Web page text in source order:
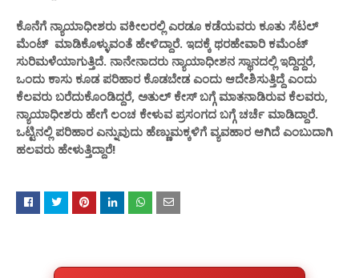
ಕೊನೆಗೆ ನ್ಯಾಯಾಧೀಶರು ವಕೀಲರಲ್ಲಿ ಎರಡೂ ಕಡೆಯವರು ಕೂತು ಸೆಟಲ್​
ಮೆಂಟ್​ ಮಾಡಿಕೊಳ್ಳುವಂತೆ ಹೇಳಿದ್ದಾರೆ. ಇದಕ್ಕೆ ಥರಹೇವಾರಿ ಕಮೆಂಟ್​
ಸುರಿಮಳೆಯಾಗುತ್ತಿದೆ. ನಾನೇನಾದರು ನ್ಯಾಯಾಧೀಶನ ಸ್ಥಾನದಲ್ಲಿ ಇದ್ದಿದ್ದರೆ,
ಒಂದು ಕಾಸು ಕೂಡ ಪರಿಹಾರ ಕೊಡಬೇಡ ಎಂದು ಆದೇಶಿಸುತ್ತಿದ್ದೆ ಎಂದು
ಕೆಲವರು ಬರೆದುಕೊಂಡಿದ್ದರೆ, ಅತುಲ್​ ಕೇಸ್​ ಬಗ್ಗೆ ಮಾತನಾಡಿರುವ ಕೆಲವರು,
ನ್ಯಾಯಾಧೀಶರು ಹೇಗೆ ಲಂಚ ಕೇಳುವ ಪ್ರಸಂಗದ ಬಗ್ಗೆ ಚರ್ಚೆ ಮಾಡಿದ್ದಾರೆ.
ಒಟ್ಟಿನಲ್ಲಿ ಪರಿಹಾರ ಎನ್ನುವುದು ಹೆಣ್ಣುಮಕ್ಕಳಿಗೆ ವ್ಯವಹಾರ ಆಗಿದೆ ಎಂಬುದಾಗಿ
ಹಲವರು ಹೇಳುತ್ತಿದ್ದಾರೆ!